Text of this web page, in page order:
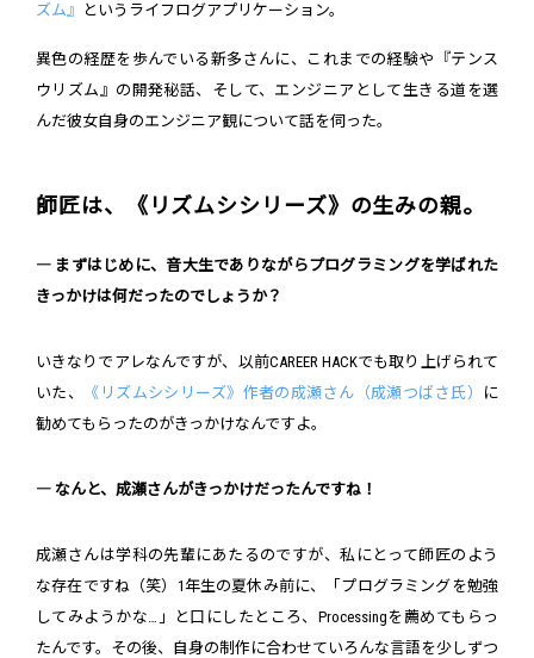
ズム』
というライフログアプリケーション。
異色の経歴を歩んでいる新多さんに、これまでの経験や『テンス
ウリズム』の開発秘話、そして、エンジニアとして生きる道を選
んだ彼女自身のエンジニア観について話を伺った。
師匠は、《リズムシシリーズ》の生みの親。
― まずはじめに、音大生でありながらプログラミングを学ばれた
きっかけは何だったのでしょうか？
いきなりでアレなんですが、以前CAREER HACKでも取り上げられて
いた、
《リズムシシリーズ》作者の成瀬さん（成瀬つばさ氏）
に
勧めてもらったのがきっかけなんですよ。
― なんと、成瀬さんがきっかけだったんですね！
成瀬さんは学科の先輩にあたるのですが、私にとって師匠のよう
な存在ですね（笑）1年生の夏休み前に、「プログラミングを勉強
してみようかな…」と口にしたところ、Processingを薦めてもらっ
たんです。その後、自身の制作に合わせていろんな言語を少しずつ